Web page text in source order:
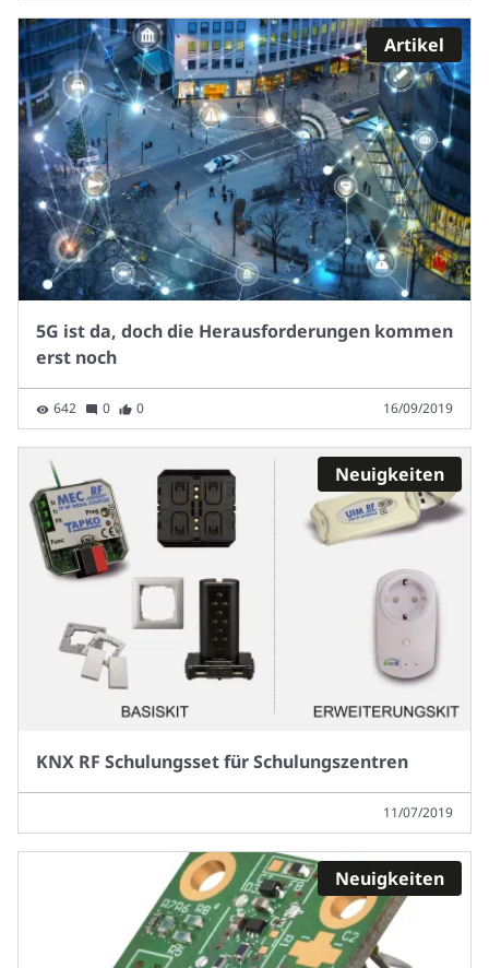
Artikel
5G ist da, doch die Herausforderungen kommen
erst noch
642 0 0 16/09/2019
Neuigkeiten
KNX RF Schulungsset für Schulungszentren
11/07/2019
Neuigkeiten